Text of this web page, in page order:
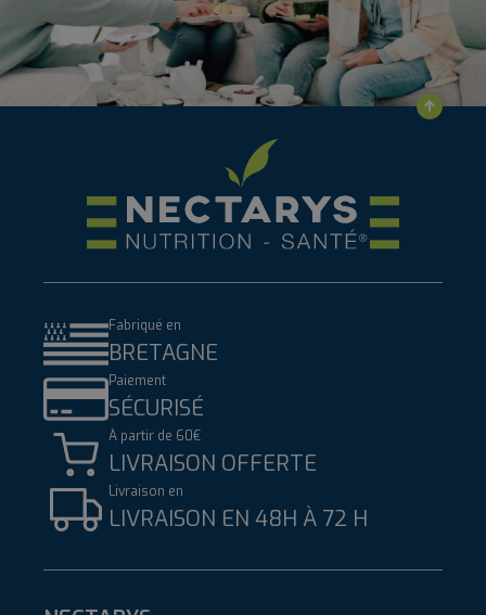
Fabriqué en
BRETAGNE
Paiement
SÉCURISÉ
À partir de 60€
LIVRAISON OFFERTE
Livraison en
LIVRAISON EN 48H À 72 H